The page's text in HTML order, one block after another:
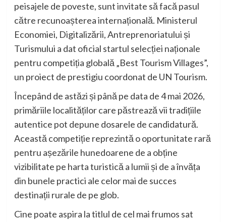
peisajele de poveste, sunt invitate să facă pasul
către recunoașterea internațională. Ministerul
Economiei, Digitalizării, Antreprenoriatului și
Turismului a dat oficial startul selecției naționale
pentru competiția globală „Best Tourism Villages”,
un proiect de prestigiu coordonat de UN Tourism.
Începând de astăzi și până pe data de 4 mai 2026,
primăriile localităților care păstrează vii tradițiile
autentice pot depune dosarele de candidatură.
Această competiție reprezintă o oportunitate rară
pentru așezările hunedoarene de a obține
vizibilitate pe harta turistică a lumii și de a învăța
din bunele practici ale celor mai de succes
destinații rurale de pe glob.
Cine poate aspira la titlul de cel mai frumos sat